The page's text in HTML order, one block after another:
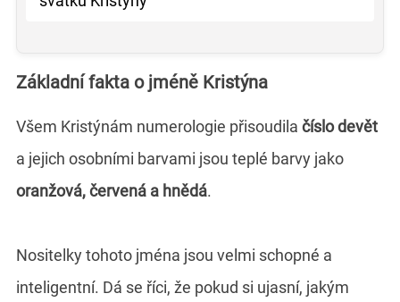
Základní fakta o jméně Kristýna
Všem Kristýnám numerologie přisoudila číslo devět
a jejich osobními barvami jsou teplé barvy jako
oranžová, červená a hnědá.
Nositelky tohoto jména jsou velmi schopné a
inteligentní. Dá se říci, že pokud si ujasní, jakým